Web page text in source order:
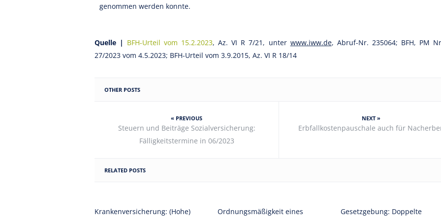
genommen werden konnte.
Quelle | BFH-Urteil vom 15.2.2023, Az. VI R 7/21, unter www.iww.de, Abruf-Nr. 235064; BFH, PM
27/2023 vom 4.5.2023; BFH-Urteil vom 3.9.2015, Az. VI R 18/14
OTHER POSTS
« PREVIOUS
Steuern und Beiträge Sozialversicherung:
Fälligkeitstermine in 06/2023
NEXT »
Erbfallkostenpauschale auch für
RELATED POSTS
Krankenversicherung: (Hohe)
Ordnungsmäßigkeit eines
Gesetzgebung: Doppelte